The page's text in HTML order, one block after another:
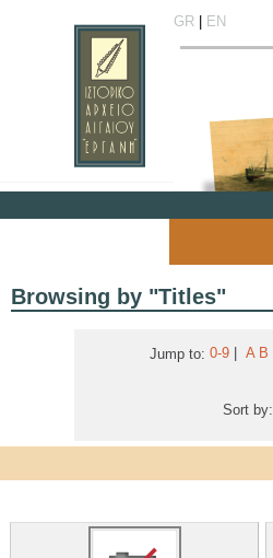
GR| EN
Browsing by "Titles"
Jump to: 0-9 Α Β
Sort by: